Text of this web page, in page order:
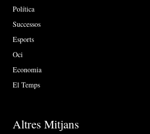
Política
Successos
Esports
Oci
Economia
El Temps
Altres Mitjans